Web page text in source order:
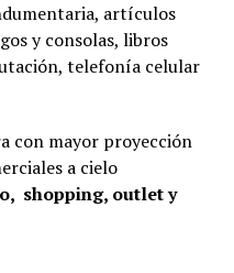
artículos
y consolas, libros
telefonía celular
con mayor proyección
a cielo
shopping, outlet y